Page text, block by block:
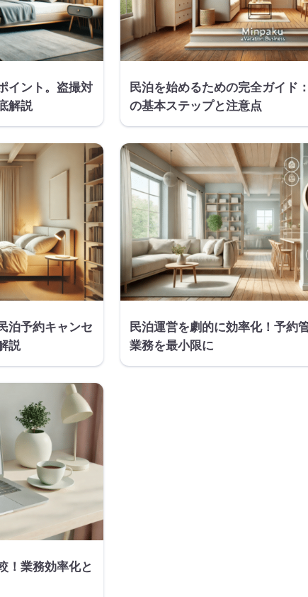
イント。盗撮対
解説
民泊を始めるための完全ガイド
の基本ステップと注意点
泊予約キャンセ
説
民泊運営を劇的に効率化！予約
業務を最小限に
！業務効率化と